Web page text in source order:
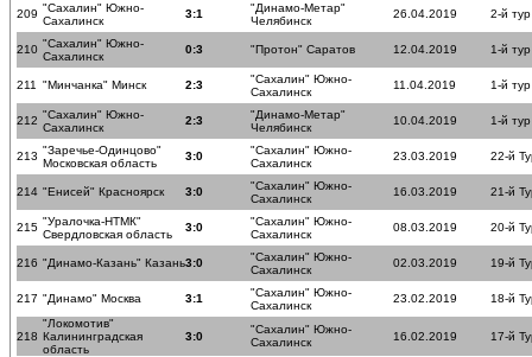
209 "Сахалин" Южно-
Сахалинск
3:1
"Динамо-Метар"
Челябинск
26.04.2019 2-й
210 "Сахалин" Южно-
Сахалинск
0:3 "Протон" Саратов 12.04.2019 1-й
211 "Минчанка" Минск 2:3
"Сахалин" Южно-
Сахалинск
11.04.2019 1-й
212 "Сахалин" Южно-
Сахалинск
2:3
"Динамо-Метар"
Челябинск
10.04.2019 1-й
213 "Заречье-Одинцово"
Московская область
3:0
"Сахалин" Южно-
Сахалинск
23.03.2019 22-й
214 "Енисей" Красноярск 3:0
"Сахалин" Южно-
Сахалинск
16.03.2019 21-й
215 "Уралочка-НТМК"
Свердловская область
3:0
"Сахалин" Южно-
Сахалинск
08.03.2019 20-й
216 "Динамо-Казань" Казань3:0
"Сахалин" Южно-
Сахалинск
02.03.2019 19-й
217 "Динамо" Москва 3:1
"Сахалин" Южно-
Сахалинск
23.02.2019 18-й
218
"Локомотив"
Калининградская
область
3:0
"Сахалин" Южно-
Сахалинск
16.02.2019 17-й